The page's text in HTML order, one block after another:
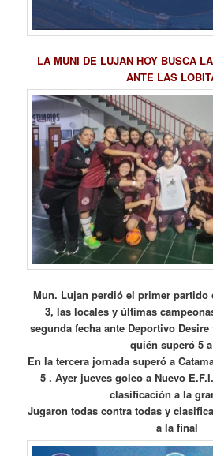
LA MUNI DE LUJAN HOY BUSCA
ANTE LAS
Mun. Lujan perdió el primer partido
3, las locales y últimas
segunda fecha ante Deportivo
quién superó 5
En la tercera jornada superó a
5 . Ayer jueves goleo a Nuevo
clasificación a la
Jugaron todas contra todas y
a la final